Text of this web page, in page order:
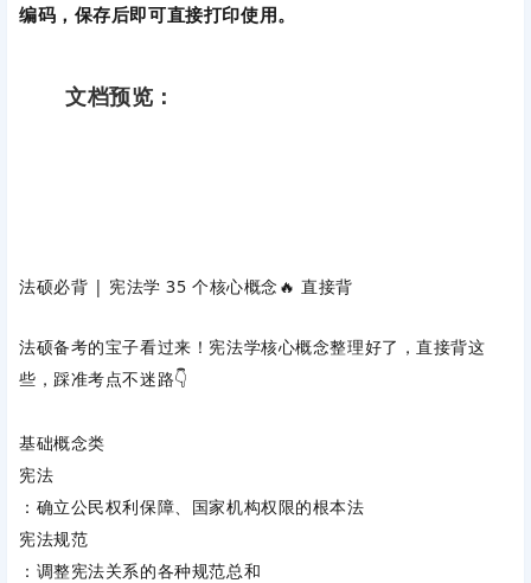
编码，保存后即可直接打印使用。
文档预览：
法硕必背 | 宪法学 35 个核心概念🔥 直接背
法硕备考的宝子看过来！宪法学核心概念整理好了，直接背这
些，踩准考点不迷路👇
基础概念类
宪法
：确立公民权利保障、国家机构权限的根本法
宪法规范
：调整宪法关系的各种规范总和